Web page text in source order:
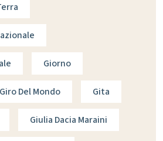
Giorno
Giro Del Mondo Gita
Giulia Dacia Maraini